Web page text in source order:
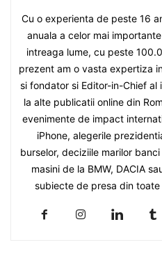
Cu o experienta de peste 16
anuala a celor mai
intreaga lume, cu peste
prezent am o vasta expertiza
si fondator si Editor-in-Chief
la alte publicatii online din
evenimente de impact
iPhone, alegerile
burselor, deciziile marilor
masini de la BMW, DACIA
subiecte de presa din